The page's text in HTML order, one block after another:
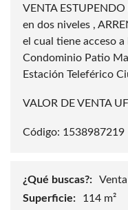
VENTA
en dos niveles ,
el cual tiene acceso
Condominio Patio
Estación Teleférico
VALOR DE VENTA
Código: 1538987219
¿Qué buscas?:
Venta
Superficie:
114 m²